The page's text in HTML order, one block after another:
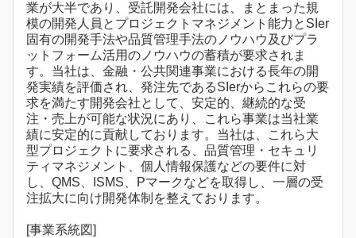
業が大半であり、受託開発会社には、まとまった規
模の開発人員とプロジェクトマネジメント能力とSIer
固有の開発手法や品質管理手法のノウハウ及びプラ
ットフォーム活用のノウハウの蓄積が要求されま
す。当社は、金融・公共関連事業における長年の開
発実績を評価され、発注先であるSIerからこれらの要
求を満たす開発会社として、安定的、継続的な受
注・売上が可能な状況にあり、これら事業は当社業
績に安定的に貢献しております。当社は、これら大
型プロジェクトに要求される、品質管理・セキュリ
ティマネジメント、個人情報保護などの要件に対
し、QMS、ISMS、Pマークなどを取得し、一層の受
注拡大に向け開発体制を整えております。
[事業系統図]